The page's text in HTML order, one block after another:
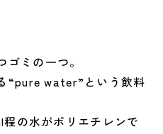
ミの一つ。
“pure water”という飲料
の水がポリエチレンで